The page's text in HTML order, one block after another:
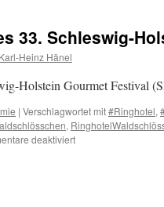
33. Schleswig-
Karl-Heinz Hänel
Holstein Gourmet Festival
| Verschlagwortet mit#Ringhotel,
,
deaktiviertfür